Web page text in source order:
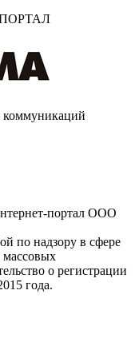
коммуникаций
портал ООО
по надзору в сфере
о регистрации
года.